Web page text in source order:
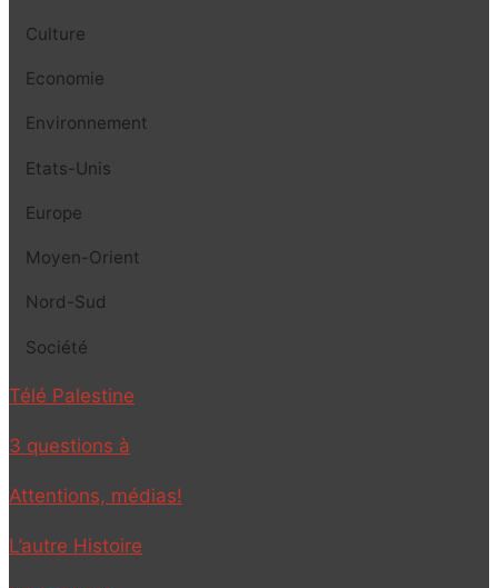
Culture
Economie
Environnement
Etats-Unis
Europe
Moyen-Orient
Nord-Sud
Société
Télé Palestine
3 questions à
Attentions, médias!
L’autre Histoire